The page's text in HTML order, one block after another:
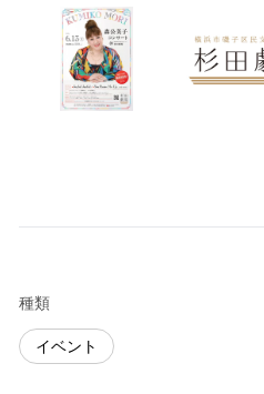
種類
イベント